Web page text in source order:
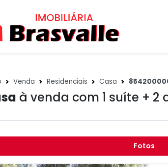
Venda Residenciais Casa
à venda com 1 suíte + 2
Fotos